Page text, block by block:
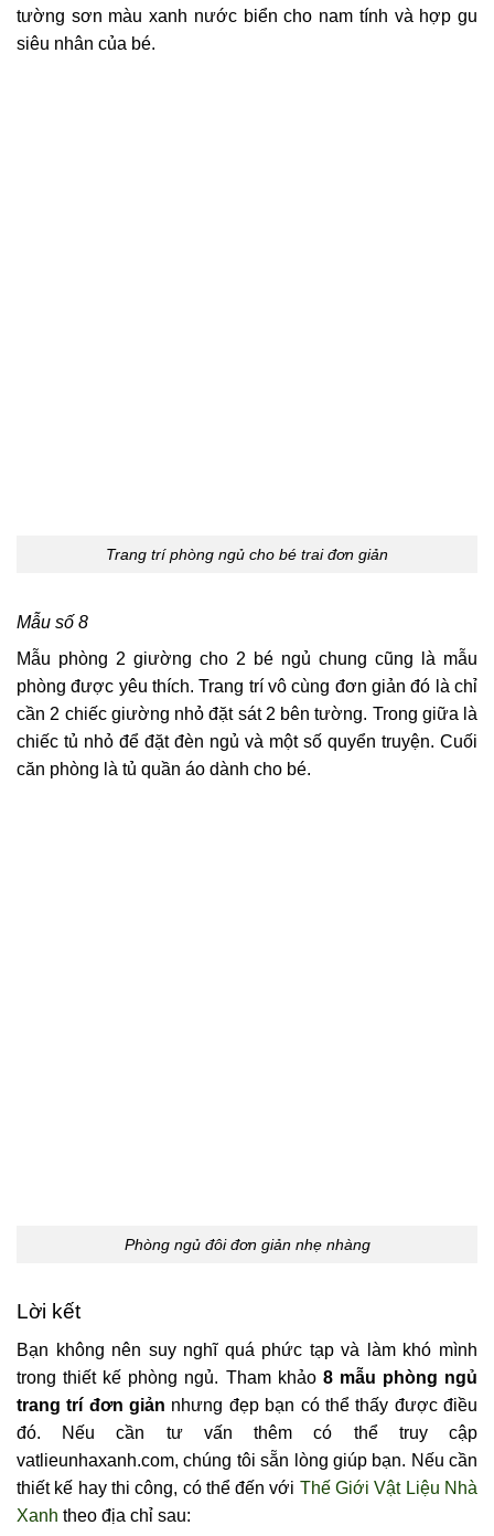
tường sơn màu xanh nước biển cho nam tính và hợp gu
siêu nhân của bé.
Trang trí phòng ngủ cho bé trai đơn giản
Mẫu số 8
Mẫu phòng 2 giường cho 2 bé ngủ chung cũng là mẫu
phòng được yêu thích. Trang trí vô cùng đơn giản đó là chỉ
cần 2 chiếc giường nhỏ đặt sát 2 bên tường. Trong giữa là
chiếc tủ nhỏ để đặt đèn ngủ và một số quyển truyện. Cuối
căn phòng là tủ quần áo dành cho bé.
Phòng ngủ đôi đơn giản nhẹ nhàng
Lời kết
Bạn không nên suy nghĩ quá phức tạp và làm khó mình
trong thiết kế phòng ngủ. Tham khảo 8 mẫu phòng ngủ
trang trí đơn giản nhưng đẹp bạn có thể thấy được điều
đó. Nếu cần tư vấn thêm có thể truy cập
vatlieunhaxanh.com, chúng tôi sẵn lòng giúp bạn. Nếu cần
thiết kế hay thi công, có thể đến với Thế Giới Vật Liệu Nhà
Xanh theo địa chỉ sau: